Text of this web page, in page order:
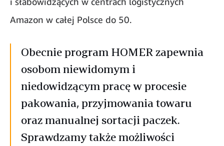
Amazon w całej Polsce do 50.
Obecnie program HOMER zapewnia
osobom niewidomym i
niedowidzącym pracę w procesie
pakowania, przyjmowania towaru
oraz manualnej sortacji paczek.
Sprawdzamy także możliwości